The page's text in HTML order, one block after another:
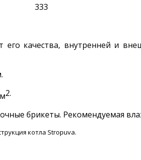
333
качества, внутренней и
2.
брикеты. Рекомендуемая
котла Stropuva.